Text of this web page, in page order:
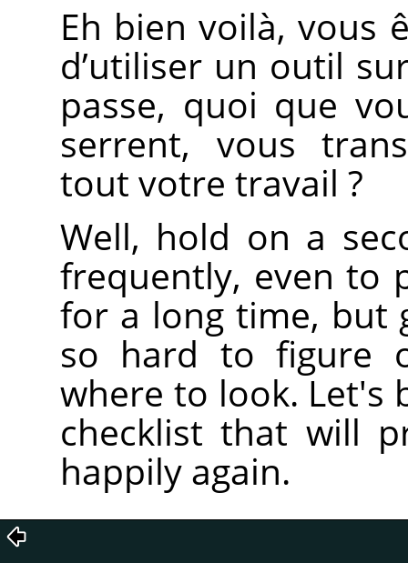
Eh bien voilà, vous
d’utiliser un outil
passe, quoi que
serrent, vous
tout votre travail ?
Well, hold on a
frequently, even to
for a long time, but
so hard to figure
where to look. Let's
checklist that will
happily again.